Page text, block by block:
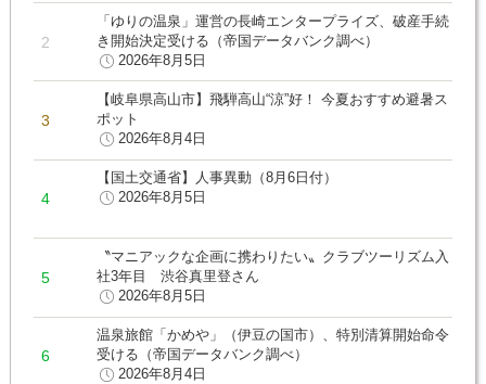
「ゆりの温泉」運営の長崎エンタープライズ、破産手続
き開始決定受ける（帝国データバンク調べ）
2026年8月5日
【岐阜県高山市】飛騨高山“涼”好！ 今夏おすすめ避暑ス
ポット
2026年8月4日
【国土交通省】人事異動（8月6日付）
2026年8月5日
〝マニアックな企画に携わりたい〟クラブツーリズム入
社3年目 渋谷真里登さん
2026年8月5日
温泉旅館「かめや」（伊豆の国市）、特別清算開始命令
受ける（帝国データバンク調べ）
2026年8月4日